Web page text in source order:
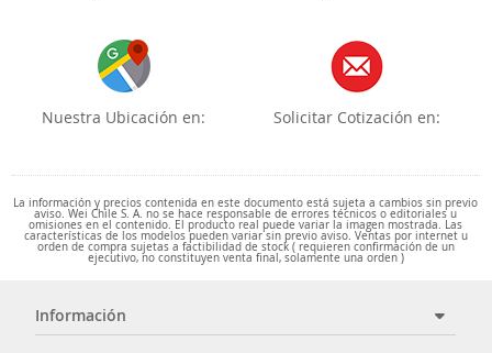
Nuestra Ubicación en: Solicitar Cotización en:
La información y precios contenida en este documento está sujeta a cambios sin previo
aviso. Wei Chile S. A. no se hace responsable de errores técnicos o editoriales u
omisiones en el contenido. El producto real puede variar la imagen mostrada. Las
características de los modelos pueden variar sin previo aviso. Ventas por internet u
orden de compra sujetas a factibilidad de stock ( requieren confirmación de un
ejecutivo, no constituyen venta final, solamente una orden )
Información